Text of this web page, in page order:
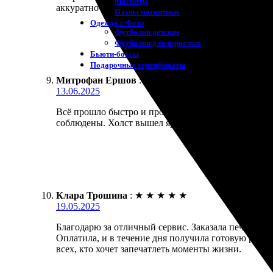
Пазлы магнитные
Одежда с Фото
Футболки детские
Футболки для взрослых
Бьюти-боксы
Подарочные сертификаты
аккуратно и в срок. Холст отлично передает
Митрофан Ершов :
13.06.2025
Всё прошло быстро и просто! Заказал печать фото
соблюдены. Холст вышел ярким и качественным,
Клара Трошина : ★ ★ ★ ★ ★
19.05.2025
Благодарю за отличный сервис. Заказала печать
Оплатила, и в течение дня получила готовую
всех, кто хочет запечатлеть моменты жизни.